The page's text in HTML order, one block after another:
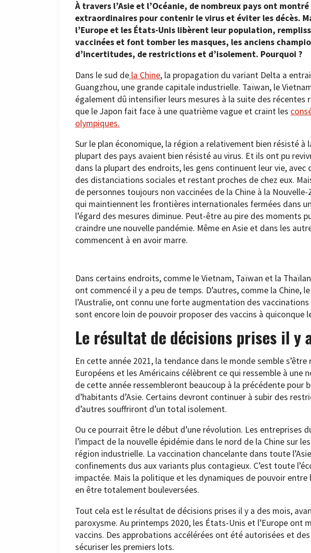
À travers l’Asie et l’Océanie, de nombreux pays ont
extraordinaires pour contenir le virus et éviter les décès.
l’Europe et les États-Unis libèrent leur population,
vaccinées et font tomber les masques, les anciens
d’incertitudes, de restrictions et d’isolement. Pourquoi ?
Dans le sud de la Chine, la propagation du variant Delta a
Guangzhou, une grande capitale industrielle. Taïwan, le
également dû intensifier leurs mesures à la suite des récentes
que le Japon fait face à une quatrième vague et craint les
olympiques.
Sur le plan économique, la région a relativement bien résisté à
plupart des pays avaient bien résisté au virus. Et ils ont pu
dans la plupart des endroits, les gens continuent leur vie,
des distanciations sociales et restant proches de chez eux.
de personnes toujours non vaccinées de la Chine à la
qui maintiennent les frontières internationales fermées dans
l’égard des mesures diminue. Peut-être au pire des moments
craindre une nouvelle pandémie. Même en Asie et dans les
commencent à en avoir marre.
Dans certains endroits, comme le Vietnam, Taïwan et la
ont commencé il y a peu de temps. D’autres, comme la Chine,
l’Australie, ont connu une forte augmentation des
sont encore loin de pouvoir proposer des vaccins à quiconque
Le résultat de décisions prises il y
En cette année 2021, la tendance dans le monde semble s’être
Européens et les Américains célèbrent ce qui ressemble à une
de cette année ressembleront beaucoup à la précédente pour
d’habitants d’Asie. Certains devront continuer à subir des
d’autres souffriront d’un total isolement.
Ou ce pourrait être le début d’une révolution. Les entreprises
l’impact de la nouvelle épidémie dans le nord de la Chine sur
région industrielle. La vaccination chancelante dans toute
confinements dus aux variants plus contagieux. C’est toute
impactée. Mais la politique et les dynamiques de pouvoir
en être totalement bouleversées.
Tout cela est le résultat de décisions prises il y a des mois,
paroxysme. Au printemps 2020, les États-Unis et l’Europe ont
vaccins. Des approbations accélérées ont été autorisées et
sécuriser les premiers lots.